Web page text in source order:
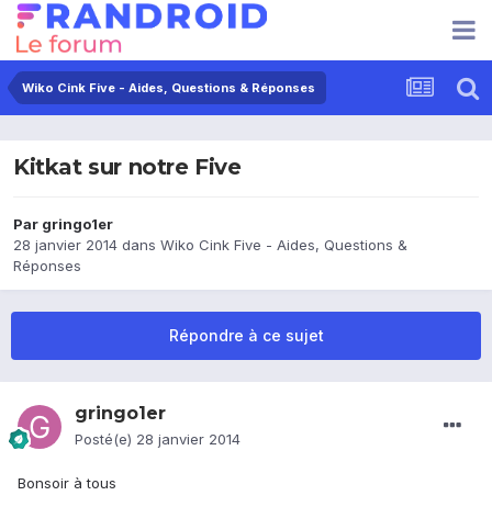
Wiko Cink Five - Aides, Questions & Réponses
Kitkat sur notre Five
Par gringo1er
28 janvier 2014 dans Wiko Cink Five - Aides, Questions &
Réponses
Répondre à ce sujet
gringo1er
Posté(e) 28 janvier 2014
Bonsoir à tous